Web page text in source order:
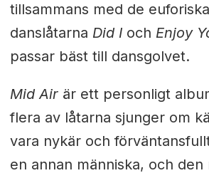
tillsammans med de
danslåtarna Did Ioch Enjoy
passar bäst till dansgolvet.
Mid Airär ett personligt
flera av låtarna sjunger om
vara nykär och
en annan människa, och den